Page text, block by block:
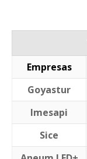
Empresas
Goyastur
Imesapi
Sice